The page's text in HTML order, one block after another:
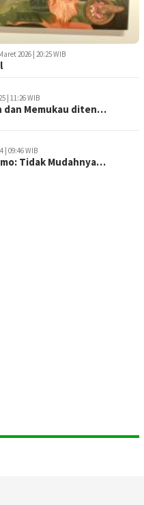
2026 | 20:25 WIB
| 11:26 WIB
dan Memukau diten…
| 09:46 WIB
Tidak Mudahnya…